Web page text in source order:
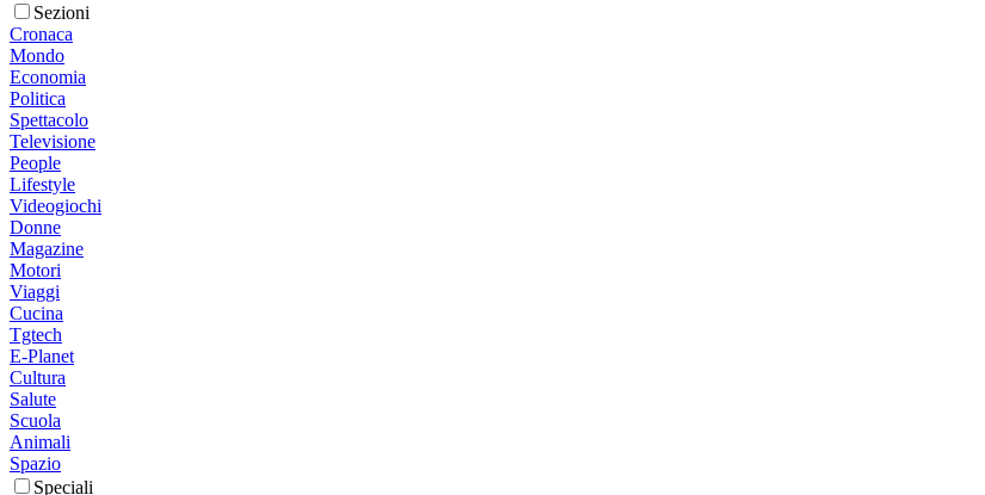
Sezioni
Cronaca
Mondo
Economia
Politica
Spettacolo
Televisione
People
Lifestyle
Videogiochi
Donne
Magazine
Motori
Viaggi
Cucina
Tgtech
E-Planet
Cultura
Salute
Scuola
Animali
Spazio
Speciali